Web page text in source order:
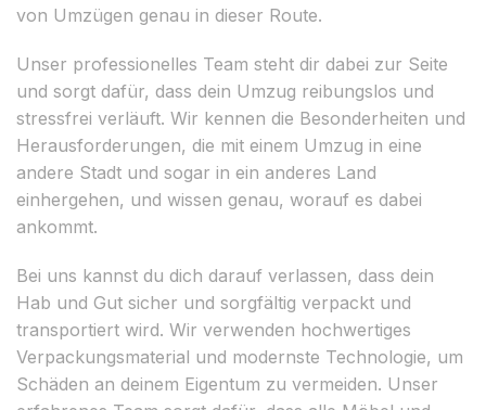
von Umzügen genau in dieser Route.
Unser professionelles Team steht dir dabei zur Seite
und sorgt dafür, dass dein Umzug reibungslos und
stressfrei verläuft. Wir kennen die Besonderheiten und
Herausforderungen, die mit einem Umzug in eine
andere Stadt und sogar in ein anderes Land
einhergehen, und wissen genau, worauf es dabei
ankommt.
Bei uns kannst du dich darauf verlassen, dass dein
Hab und Gut sicher und sorgfältig verpackt und
transportiert wird. Wir verwenden hochwertiges
Verpackungsmaterial und modernste Technologie, um
Schäden an deinem Eigentum zu vermeiden. Unser